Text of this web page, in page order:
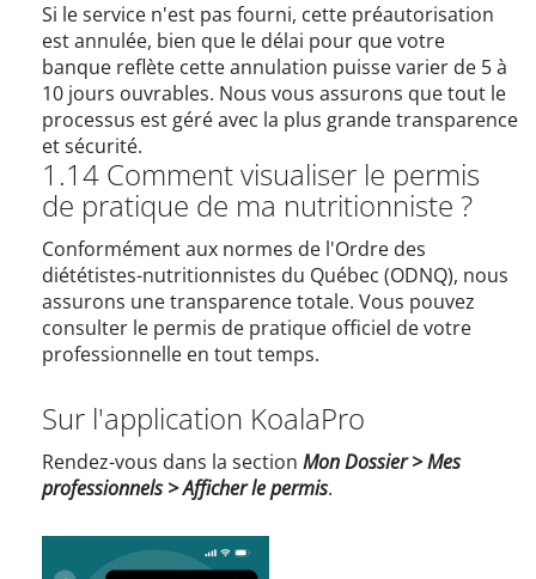
Si le service n'est pas fourni, cette préautorisation
est annulée, bien que le délai pour que votre
banque reflète cette annulation puisse varier de 5 à
10 jours ouvrables. Nous vous assurons que tout le
processus est géré avec la plus grande transparence
et sécurité.
1.14 Comment visualiser le permis
de pratique de ma nutritionniste ?
Conformément aux normes de l'Ordre des
diététistes-nutritionnistes du Québec (ODNQ), nous
assurons une transparence totale. Vous pouvez
consulter le permis de pratique officiel de votre
professionnelle en tout temps.
Sur l'application KoalaPro
Rendez-vous dans la section Mon Dossier > Mes
professionnels > Afficher le permis.